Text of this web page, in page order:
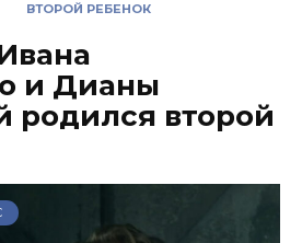
ВТОРОЙ РЕБЕНОК
и Дианы
родился второй